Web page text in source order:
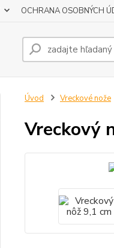
OCHRANA OSOBNÝCH
Úvod Vreckové nože
Vreckový